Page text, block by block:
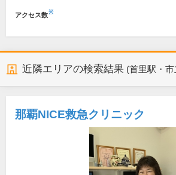
アクセス数※
近隣エリアの検索結果 (首里駅・
那覇NICE救急クリニック